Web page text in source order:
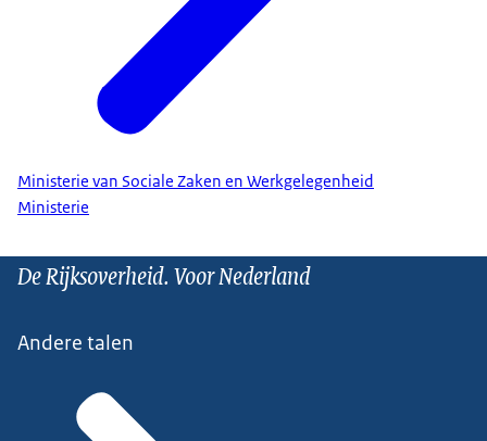
Ministerie van Sociale Zaken en Werkgelegenheid
Ministerie
De Rijksoverheid. Voor Nederland
Andere talen